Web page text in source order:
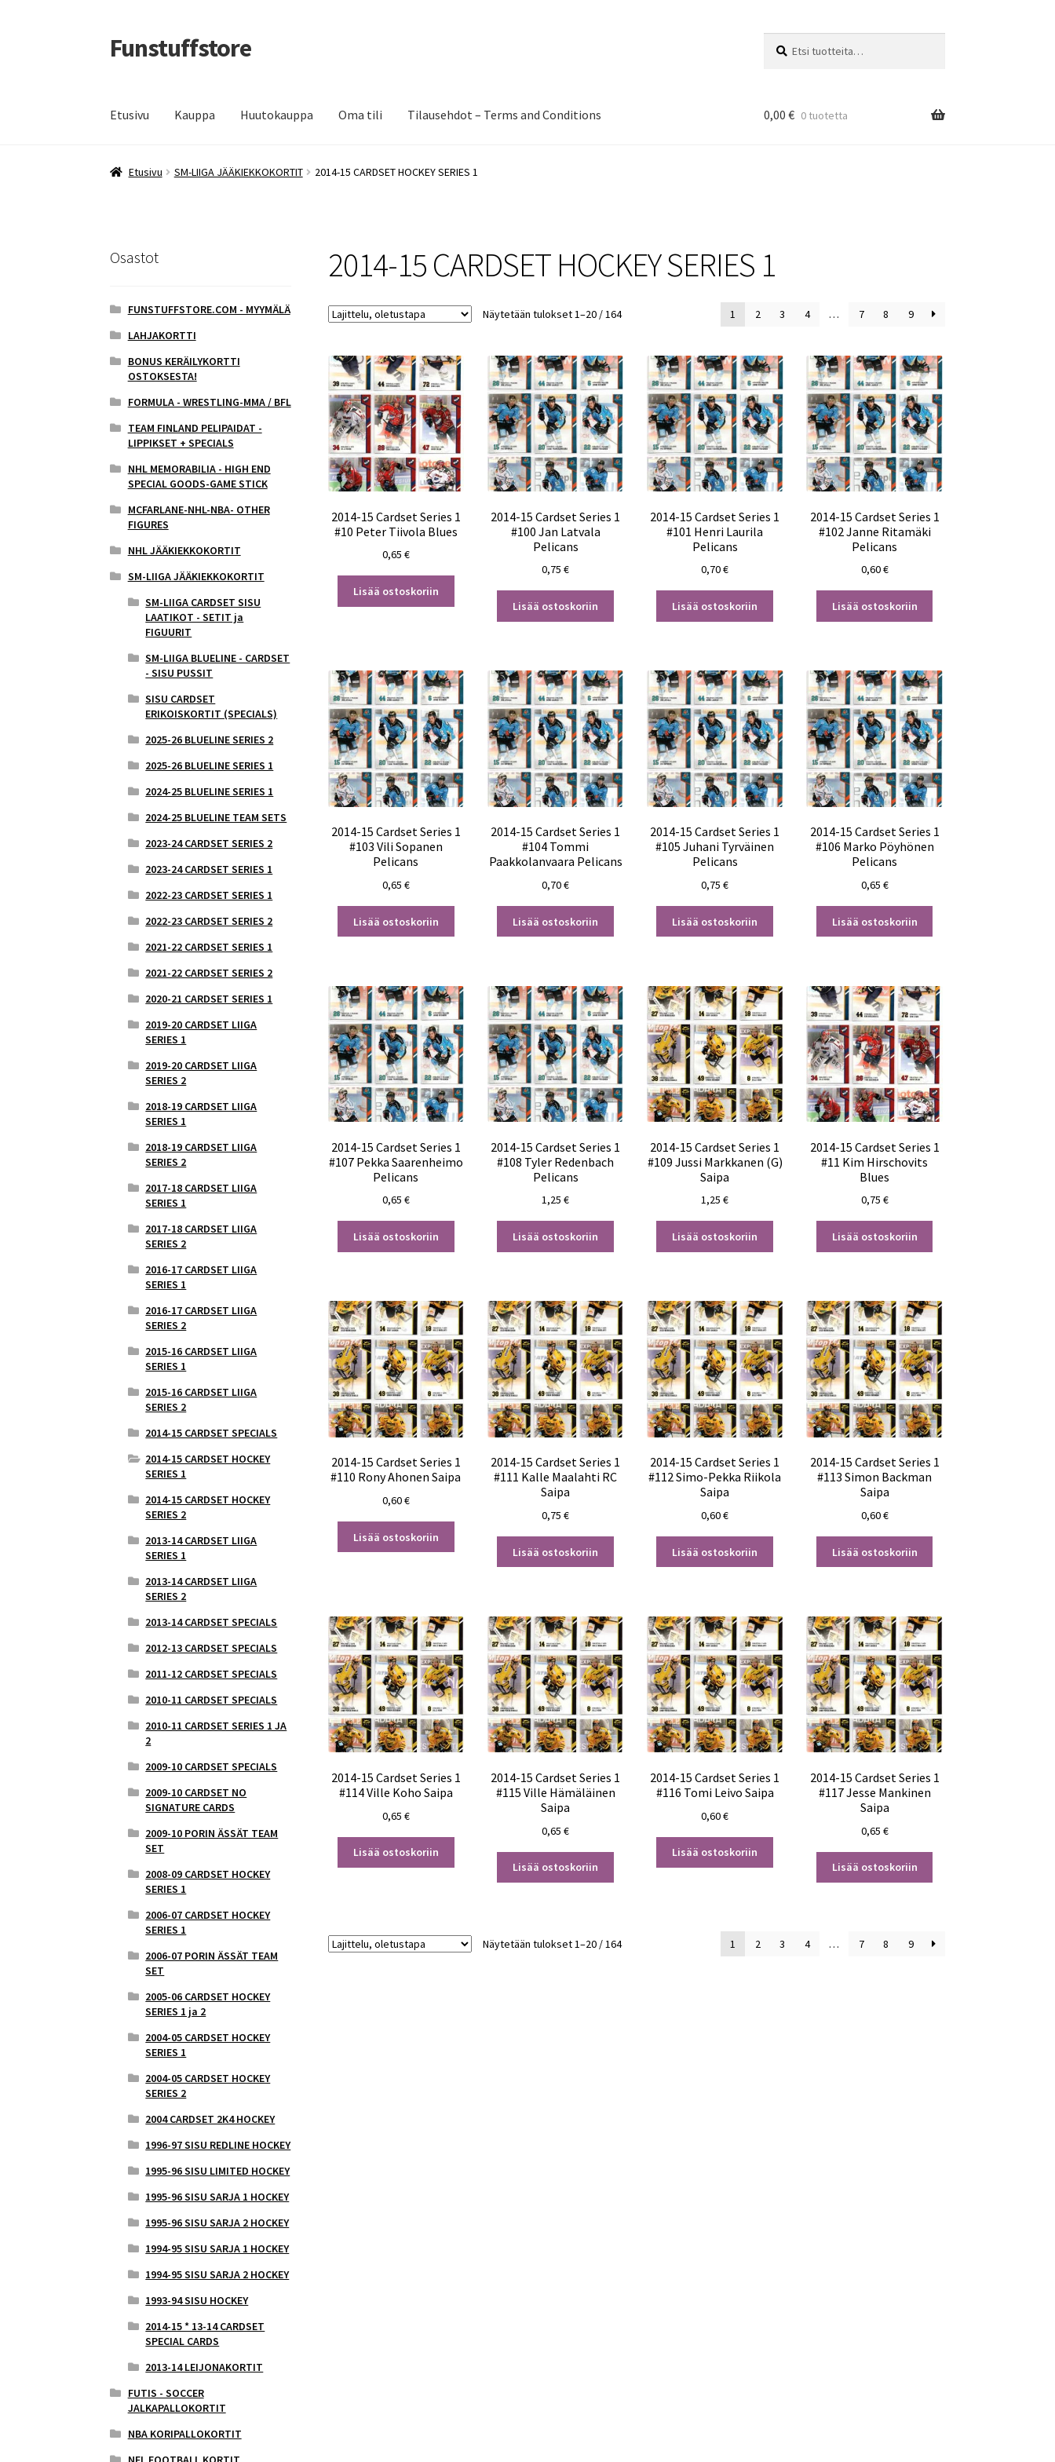
Siirry
navigointiin
Siirry
sisältöön
Funstuffstore
Etusivu Kauppa Huutokauppa Oma tili Tilausehdot – Terms and Conditions 0,00 € 0 tuotetta
Etusivu SM-LIIGA JÄÄKIEKKOKORTIT 2014-15 CARDSET HOCKEY SERIES 1
2014-15 CARDSET HOCKEY SERIES 1
Näytetään tulokset 1–20 / 164 1 2 3 4 … 7 8 9
2014-15 Cardset Series 1
#10 Peter Tiivola Blues
0,65 €
Lisää ostoskoriin
2014-15 Cardset Series 1
#100 Jan Latvala
Pelicans
0,75€
Lisää ostoskoriin
2014-15 Cardset Series 1
#101 Henri Laurila
Pelicans
0,70€
Lisää ostoskoriin
2014-15 Cardset Series 1
#102 Janne Ritamäki
Pelicans
0,60€
Lisää ostoskoriin
2014-15 Cardset Series 1
#103 Vili Sopanen
Pelicans
0,65 €
Lisää ostoskoriin
2014-15 Cardset Series 1
#104 Tommi
Paakkolanvaara Pelicans
0,70€
Lisää ostoskoriin
2014-15 Cardset Series 1
#105 Juhani Tyrväinen
Pelicans
0,75€
Lisää ostoskoriin
2014-15 Cardset Series 1
#106 Marko Pöyhönen
Pelicans
0,65 €
Lisää ostoskoriin
2014-15 Cardset Series 1
#107 Pekka Saarenheimo
Pelicans
0,65 €
Lisää ostoskoriin
2014-15 Cardset Series 1
#108 Tyler Redenbach
Pelicans
1,25€
Lisää ostoskoriin
2014-15 Cardset Series 1
#109 Jussi Markkanen (G)
Saipa
1,25€
Lisää ostoskoriin
2014-15 Cardset Series 1
#11 Kim Hirschovits
Blues
0,75 €
Lisää ostoskoriin
2014-15 Cardset Series 1
#110 Rony Ahonen Saipa
0,60€
Lisää ostoskoriin
2014-15 Cardset Series 1
#111 Kalle Maalahti RC
Saipa
0,75€
Lisää ostoskoriin
2014-15 Cardset Series 1
#112 Simo-Pekka Riikola
Saipa
0,60€
Lisää ostoskoriin
2014-15 Cardset Series 1
#113 Simon Backman
Saipa
0,60€
Lisää ostoskoriin
2014-15 Cardset Series 1
#114 Ville Koho Saipa
0,65 €
Lisää ostoskoriin
2014-15 Cardset Series 1
#115 Ville Hämäläinen
Saipa
0,65€
Lisää ostoskoriin
2014-15 Cardset Series 1
#116 Tomi Leivo Saipa
0,60€
Lisää ostoskoriin
2014-15 Cardset Series 1
#117 Jesse Mankinen
Saipa
0,65 €
Lisää ostoskoriin
Näytetään tulokset 1–20 / 164 1 2 3 4 … 7 8 9
Osastot
FUNSTUFFSTORE.COM - MYYMÄLÄ
LAHJAKORTTI
BONUS KERÄILYKORTTI
OSTOKSESTA!
FORMULA - WRESTLING-MMA / BFL
TEAM FINLAND PELIPAIDAT -
LIPPIKSET + SPECIALS
NHL MEMORABILIA - HIGH END
SPECIAL GOODS-GAME STICK
MCFARLANE-NHL-NBA- OTHER
FIGURES
NHL JÄÄKIEKKOKORTIT
SM-LIIGA JÄÄKIEKKOKORTIT
SM-LIIGA CARDSET SISU
LAATIKOT - SETIT ja
FIGUURIT
SM-LIIGA BLUELINE - CARDSET
- SISU PUSSIT
SISU CARDSET
ERIKOISKORTIT (SPECIALS)
2025-26 BLUELINE SERIES 2
2025-26 BLUELINE SERIES 1
2024-25 BLUELINE SERIES 1
2024-25 BLUELINE TEAM SETS
2023-24 CARDSET SERIES 2
2023-24 CARDSET SERIES 1
2022-23 CARDSET SERIES 1
2022-23 CARDSET SERIES 2
2021-22 CARDSET SERIES 1
2021-22 CARDSET SERIES 2
2020-21 CARDSET SERIES 1
2019-20 CARDSET LIIGA
SERIES 1
2019-20 CARDSET LIIGA
SERIES 2
2018-19 CARDSET LIIGA
SERIES 1
2018-19 CARDSET LIIGA
SERIES 2
2017-18 CARDSET LIIGA
SERIES 1
2017-18 CARDSET LIIGA
SERIES 2
2016-17 CARDSET LIIGA
SERIES 1
2016-17 CARDSET LIIGA
SERIES 2
2015-16 CARDSET LIIGA
SERIES 1
2015-16 CARDSET LIIGA
SERIES 2
2014-15 CARDSET SPECIALS
2014-15 CARDSET HOCKEY
SERIES 1
2014-15 CARDSET HOCKEY
SERIES 2
2013-14 CARDSET LIIGA
SERIES 1
2013-14 CARDSET LIIGA
SERIES 2
2013-14 CARDSET SPECIALS
2012-13 CARDSET SPECIALS
2011-12 CARDSET SPECIALS
2010-11 CARDSET SPECIALS
2010-11 CARDSET SERIES 1 JA
2
2009-10 CARDSET SPECIALS
2009-10 CARDSET NO
SIGNATURE CARDS
2009-10 PORIN ÄSSÄT TEAM
SET
2008-09 CARDSET HOCKEY
SERIES 1
2006-07 CARDSET HOCKEY
SERIES 1
2006-07 PORIN ÄSSÄT TEAM
SET
2005-06 CARDSET HOCKEY
SERIES 1 ja 2
2004-05 CARDSET HOCKEY
SERIES 1
2004-05 CARDSET HOCKEY
SERIES 2
2004 CARDSET 2K4 HOCKEY
1996-97 SISU REDLINE HOCKEY
1995-96 SISU LIMITED HOCKEY
1995-96 SISU SARJA 1 HOCKEY
1995-96 SISU SARJA 2 HOCKEY
1994-95 SISU SARJA 1 HOCKEY
1994-95 SISU SARJA 2 HOCKEY
1993-94 SISU HOCKEY
2014-15 * 13-14 CARDSET
SPECIAL CARDS
2013-14 LEIJONAKORTIT
FUTIS - SOCCER
JALKAPALLOKORTIT
NBA KORIPALLOKORTIT